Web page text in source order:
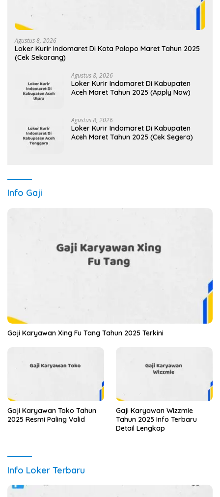
Agustus 8, 2026
Loker Kurir Indomaret Di Kota Palopo Maret Tahun 2025
(Cek Sekarang)
Agustus 8, 2026
Loker Kurir Indomaret Di Kabupaten
Aceh Maret Tahun 2025 (Apply Now)
Agustus 8, 2026
Loker Kurir Indomaret Di Kabupaten
Aceh Maret Tahun 2025 (Cek Segera)
Info Gaji
Gaji Karyawan Xing Fu Tang Tahun 2025 Terkini
Gaji Karyawan Toko Tahun
2025 Resmi Paling Valid
Gaji Karyawan Wizzmie
Tahun 2025 Info Terbaru
Detail Lengkap
Info Loker Terbaru